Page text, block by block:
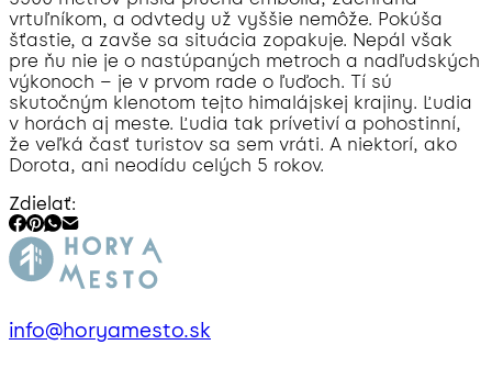
vrtuľníkom, a odvtedy už vyššie nemôže. Pokúša
šťastie, a zavše sa situácia zopakuje. Nepál však
pre ňu nie je o nastúpaných metroch a nadľudských
výkonoch – je v prvom rade o ľuďoch. Tí sú
skutočným klenotom tejto himalájskej krajiny. Ľudia
v horách aj meste. Ľudia tak prívetiví a pohostinní,
že veľká časť turistov sa sem vráti. A niektorí, ako
Dorota, ani neodídu celých 5 rokov.
Zdielať:
info@horyamesto.sk